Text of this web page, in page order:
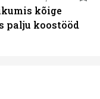
kõige
palju koostööd